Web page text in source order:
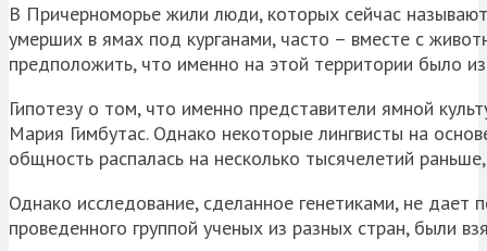
В Причерноморье жили люди, которых сейчас
умерших в ямах под курганами, часто – вместе с
предположить, что именно на этой территории было
Гипотезу о том, что именно представители ямной
Мария Гимбутас. Однако некоторые лингвисты на
общность распалась на несколько тысячелетий
Однако исследование, сделанное генетиками, не дает
проведенного группой ученых из разных стран, были